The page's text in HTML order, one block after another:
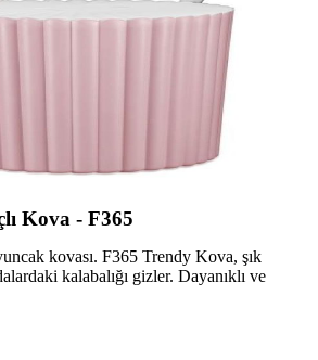
Kova - F365
kovası. F365 Trendy Kova, şık
kalabalığı gizler. Dayanıklı ve